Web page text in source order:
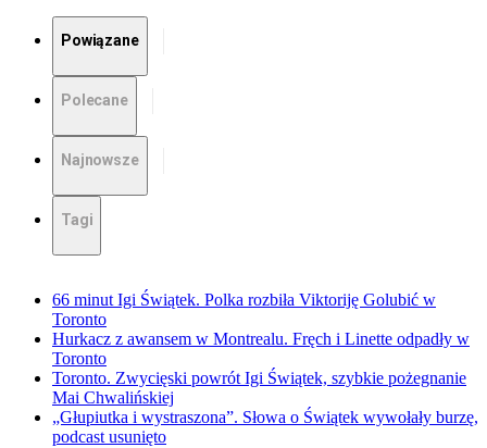
Powiązane
Polecane
Najnowsze
Tagi
66 minut Igi Świątek. Polka rozbiła Viktoriję Golubić w
Toronto
Hurkacz z awansem w Montrealu. Fręch i Linette odpadły w
Toronto
Toronto. Zwycięski powrót Igi Świątek, szybkie pożegnanie
Mai Chwalińskiej
„Głupiutka i wystraszona”. Słowa o Świątek wywołały burzę,
podcast usunięto